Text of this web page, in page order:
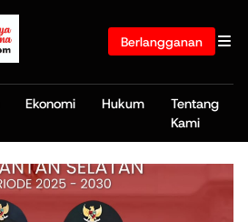
Berlangganan
Ekonomi Hukum
Tentang
Kami